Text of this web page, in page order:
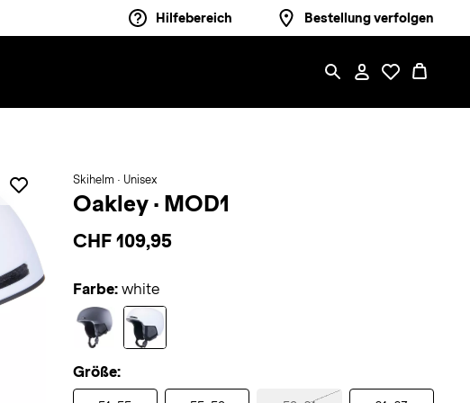
Hilfebereich Bestellung verfolgen
Skihelm · Unisex
Oakley · MOD1
CHF 109,95
Farbe: white
Größe: